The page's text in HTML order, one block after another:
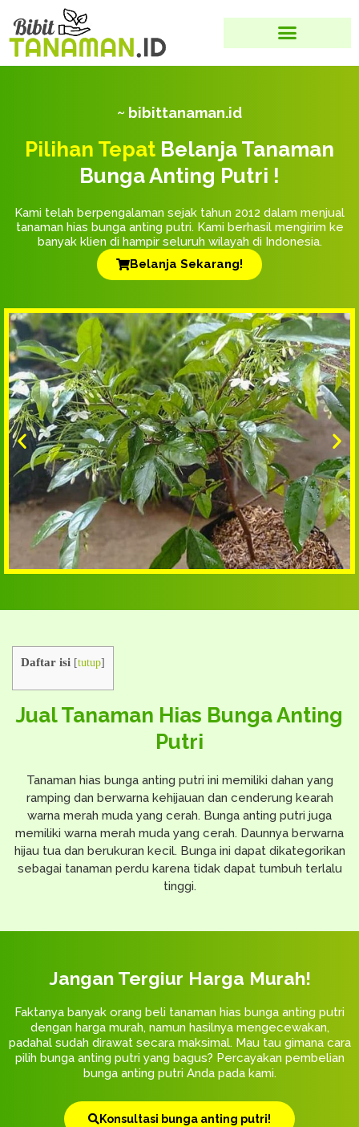
~ bibittanaman.id
Pilihan Tepat Belanja Tanaman
Bunga Anting Putri !
Kami telah berpengalaman sejak tahun 2012 dalam menjual
tanaman hias bunga anting putri. Kami berhasil mengirim ke
banyak klien di hampir seluruh wilayah di Indonesia.
Belanja Sekarang!
Daftar isi [tutup]
Jual Tanaman Hias Bunga Anting
Putri
Tanaman hias bunga anting putri ini memiliki dahan yang
ramping dan berwarna kehijauan dan cenderung kearah
warna merah muda yang cerah. Bunga anting putri juga
memiliki warna merah muda yang cerah. Daunnya berwarna
hijau tua dan berukuran kecil. Bunga ini dapat dikategorikan
sebagai tanaman perdu karena tidak dapat tumbuh terlalu
tinggi.
Jangan Tergiur Harga Murah!
Faktanya banyak orang beli tanaman hias bunga anting putri
dengan harga murah, namun hasilnya mengecewakan,
padahal sudah dirawat secara maksimal. Mau tau gimana cara
pilih bunga anting putri yang bagus? Percayakan pembelian
bunga anting putri Anda pada kami.
Konsultasi bunga anting putri!